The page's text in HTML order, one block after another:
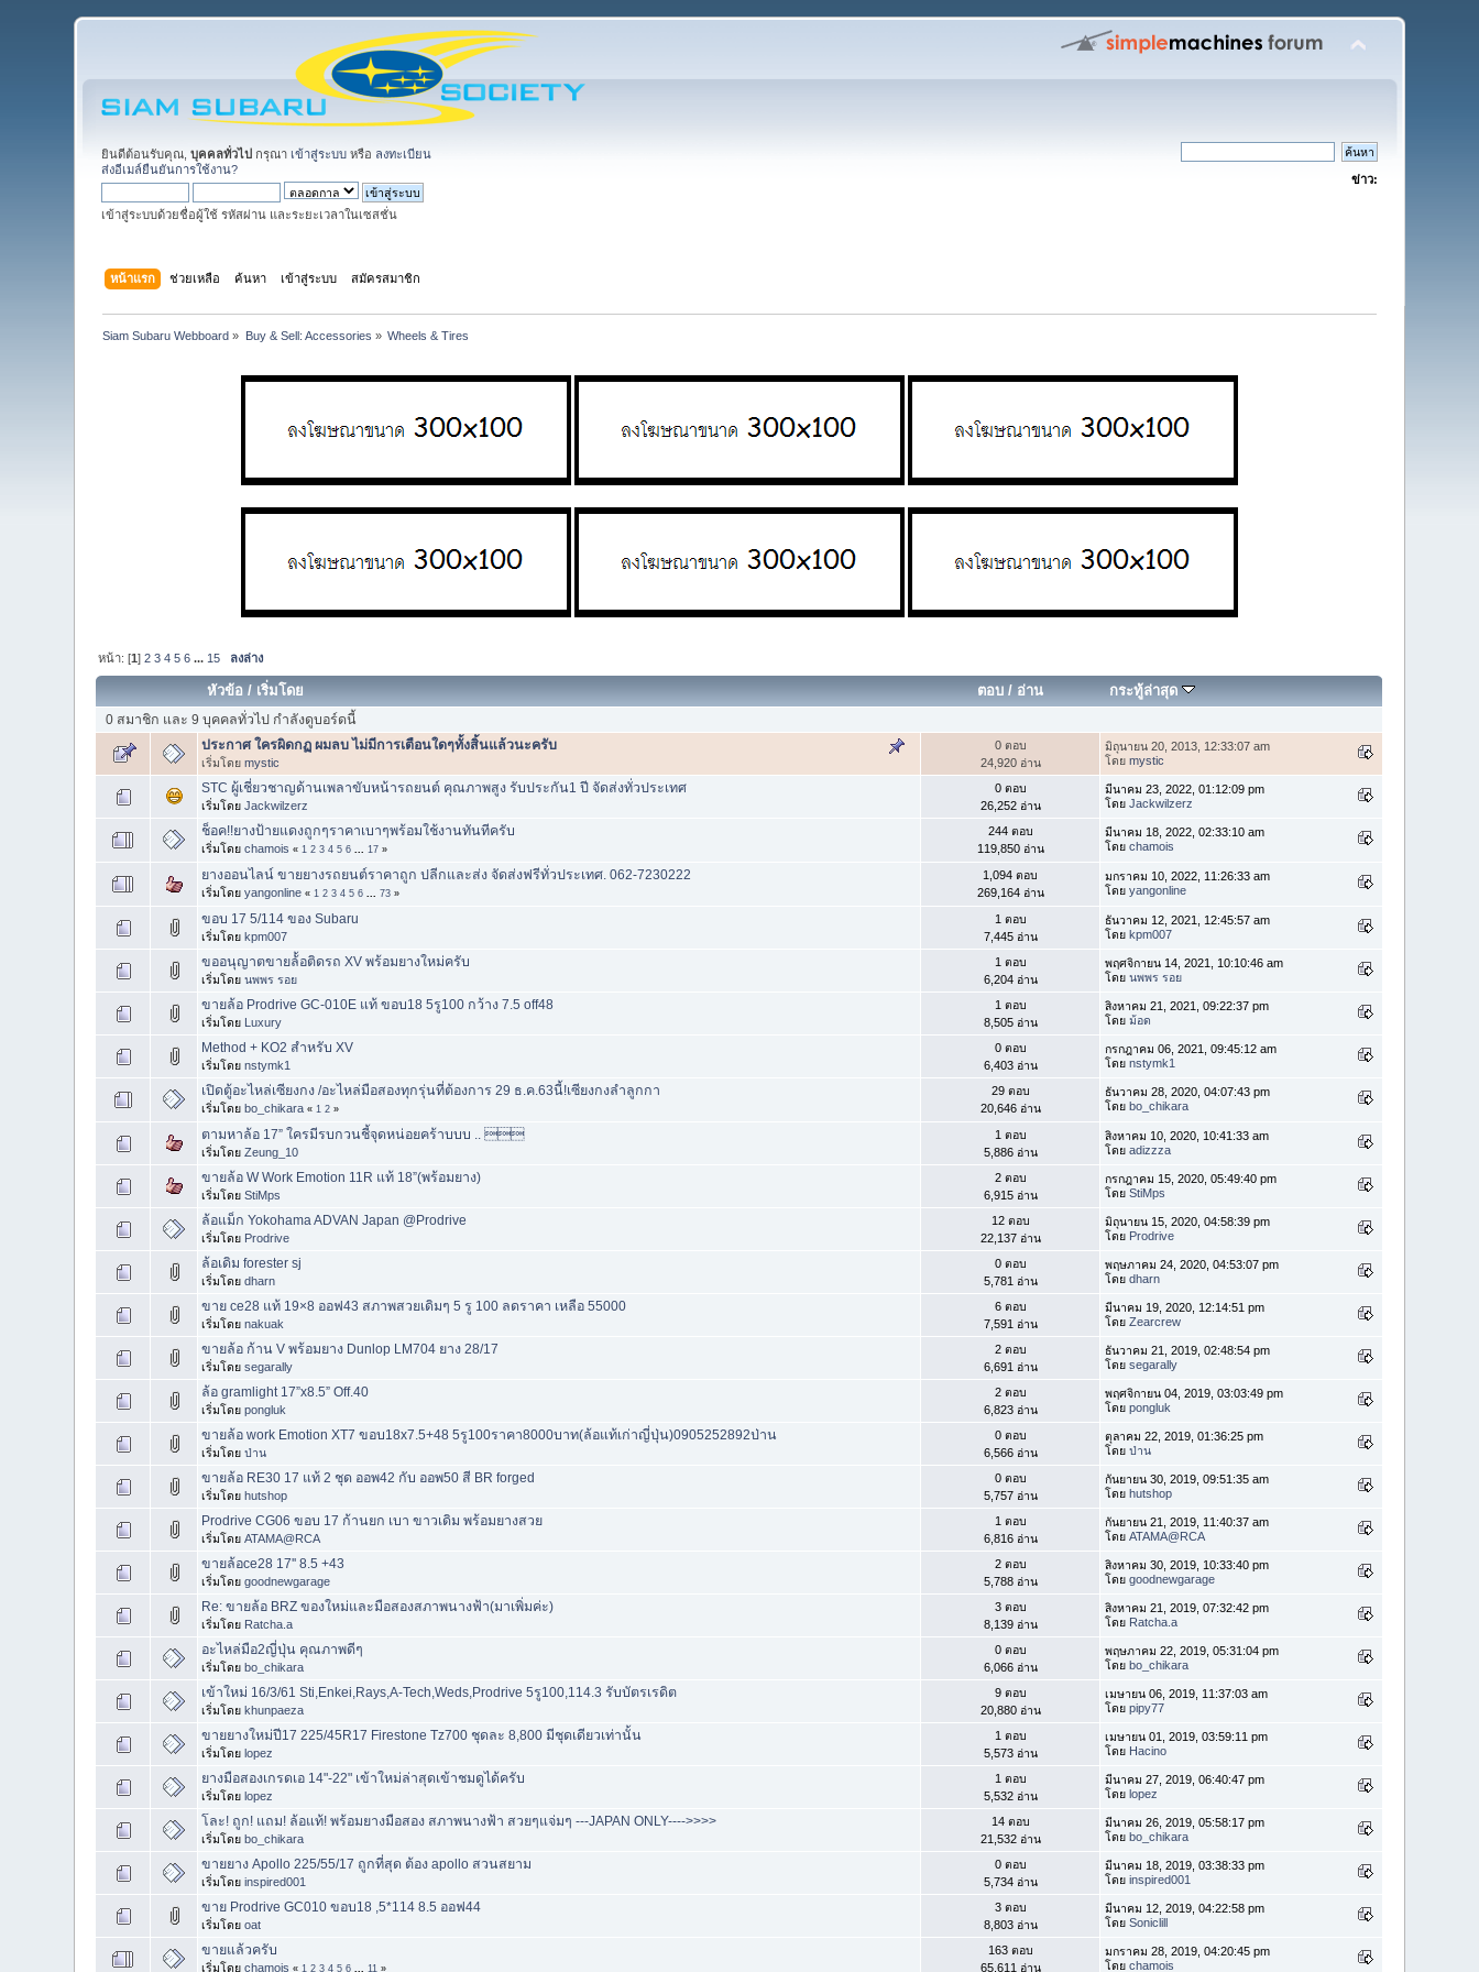
ยินดีต้อนรับคุณ,บุคคลทั่วไป กรุณา เข้าสู่ระบบ หรือ ลงทะเบียน
ส่งอีเมล์ยืนยันการใช้งาน?
เข้าสู่ระบบด้วยชื่อผู้ใช้ รหัสผ่าน และระยะเวลาในเซสชั่น
ข่าว:
หน้าแรก ช่วยเหลือ ค้นหา เข้าสู่ระบบ สมัครสมาชิก
Siam Subaru Webboard » Buy & Sell: Accessories » Wheels & Tires
หน้า: [1]2 3 4 5 6 ... 15 ลงล่าง
หัวข้อ / เริ่มโดย ตอบ/ อ่าน กระทู้ล่าสุด
0 สมาชิก และ 9 บุคคลทั่วไป กำลังดูบอร์ดนี้
ประกาศ ใครผิดกฏ ผมลบ ไม่มีการเตือนใดๆทั้งสิ้นแล้วนะครับ
เริ่มโดยmystic
0 ตอบ
24,920 อ่าน
มิถุนายน 20, 2013, 12:33:07 am
โดยmystic
STC ผู้เชี่ยวชาญด้านเพลาขับหน้ารถยนต์ คุณภาพสูง รับประกัน1 ปี จัดส่งทั่วประเทศ
เริ่มโดยJackwilzerz
0 ตอบ
26,252 อ่าน
มีนาคม 23, 2022, 01:12:09 pm
โดยJackwilzerz
ช็อค!!ยางป้ายแดงถูกๆราคาเบาๆพร้อมใช้งานทันทีครับ
เริ่มโดยchamois « 1 2 3 4 5 6 17 »
244 ตอบ
119,850 อ่าน
มีนาคม 18, 2022, 02:33:10 am
โดยchamois
ยางออนไลน์ ขายยางรถยนต์ราคาถูก ปลีกและส่ง จัดส่งฟรีทั่วประเทศ. 062-7230222
เริ่มโดยyangonline « 1 2 3 4 5 6 ...73 »
1,094 ตอบ
269,164 อ่าน
มกราคม 10, 2022, 11:26:33 am
โดยyangonline
ขอบ 17 5/114 ของ Subaru
เริ่มโดยkpm007
1 ตอบ
7,445 อ่าน
ธันวาคม 12, 2021, 12:45:57 am
โดยkpm007
ขออนุญาต​ขายล้้อติดรถ XV พร้อมยางใหม่ครับ
เริ่มโดยนพพร รอย
1 ตอบ
6,204 อ่าน
พฤศจิกายน 14, 2021, 10:10:46 am
โดยนพพร รอย
ขายล้อ Prodrive GC-010E แท้ ขอบ18 5รู100 กว้าง 7.5 off48
เริ่มโดย Luxury
1 ตอบ
8,505 อ่าน
สิงหาคม 21, 2021, 09:22:37 pm
โดยม้อด
Method + KO2 สำหรับ XV
เริ่มโดยnstymk1
0 ตอบ
6,403 อ่าน
กรกฎาคม 06, 2021, 09:45:12 am
โดยnstymk1
เปิดตู้อะไหล่เซียงกง /อะไหล่มือสองทุกรุ่นที่ต้องการ 29 ธ.ค.63นี้!เซียงกงลำลูกกา
เริ่มโดยbo_chikara « 1 2 »
29 ตอบ
20,646 อ่าน
ธันวาคม 28, 2020, 04:07:43 pm
โดยbo_chikara
ตามหาล้อ 17” ใครมีรบกวนชี้จุดหน่อยคร้าบบบ .. 
เริ่มโดยZeung_10
1 ตอบ
5,886 อ่าน
สิงหาคม 10, 2020, 10:41:33 am
โดยadizzza
ขายล้อ W Work Emotion 11R แท้ 18”(พร้อมยาง)
เริ่มโดยStiMps
2 ตอบ
6,915 อ่าน
กรกฎาคม 15, 2020, 05:49:40 pm
โดยStiMps
ล้อแม็ก Yokohama ADVAN Japan @Prodrive
เริ่มโดย Prodrive
12 ตอบ
22,137 อ่าน
มิถุนายน 15, 2020, 04:58:39 pm
โดย Prodrive
ล้อเดิม forester sj
เริ่มโดยdharn
0 ตอบ
5,781 อ่าน
พฤษภาคม 24, 2020, 04:53:07 pm
โดยdharn
ขาย ce28 แท้ 19×8 ออฟ43 สภาพสวยเดิมๆ 5 รู 100 ลดราคา เหลือ 55000
เริ่มโดยnakuak
6 ตอบ
7,591 อ่าน
มีนาคม 19, 2020, 12:14:51 pm
โดยZearcrew
ขายล้อ ก้าน V พร้อมยาง Dunlop LM704 ยาง 28/17
เริ่มโดยsegarally
2 ตอบ
6,691 อ่าน
ธันวาคม 21, 2019, 02:48:54 pm
โดยsegarally
ล้อ gramlight 17”x8.5” Off.40
เริ่มโดยpongluk
2 ตอบ
6,823 อ่าน
พฤศจิกายน 04, 2019, 03:03:49 pm
โดยpongluk
ขายล้อ work Emotion XT7 ขอบ18x7.5+48 5รู100ราคา8000บาท(ล้อแท้เก่าญี่ปุ่น)0905252892ป่าน
เริ่มโดยป่าน
0 ตอบ
6,566 อ่าน
ตุลาคม 22, 2019, 01:36:25 pm
โดยป่าน
ขายล้อ RE30 17 แท้ 2 ชุด ออพ42 กับ ออพ50 สี BR forged
เริ่มโดยhutshop
0 ตอบ
5,757 อ่าน
กันยายน 30, 2019, 09:51:35 am
โดยhutshop
Prodrive CG06 ขอบ 17 ก้านยก เบา ขาวเดิม พร้อมยางสวย
เริ่มโดยATAMA@RCA
1 ตอบ
6,816 อ่าน
กันยายน 21, 2019, 11:40:37 am
โดยATAMA@RCA
ขายล้อce28 17'' 8.5 +43
เริ่มโดยgoodnewgarage
2 ตอบ
5,788 อ่าน
สิงหาคม 30, 2019, 10:33:40 pm
โดยgoodnewgarage
Re: ขายล้อ BRZ ของใหม่และมือสองสภาพนางฟ้า(มาเพิ่มค่ะ)
เริ่มโดย Ratcha.a
3 ตอบ
8,139 อ่าน
สิงหาคม 21, 2019, 07:32:42 pm
โดย Ratcha.a
อะไหล่มือ2ญี่ปุ่น คุณภาพดีๆ
เริ่มโดยbo_chikara
0 ตอบ
6,066 อ่าน
พฤษภาคม 22, 2019, 05:31:04 pm
โดยbo_chikara
เข้าใหม่ 16/3/61 Sti,Enkei,Rays,A-Tech,Weds,Prodrive 5รู100,114.3 รับบัตรเรดิต
เริ่มโดยkhunpaeza
9 ตอบ
20,880 อ่าน
เมษายน 06, 2019, 11:37:03 am
โดยpipy77
ขายยางใหม่ปี17 225/45R17 Firestone Tz700 ชุดละ 8,800 มีชุดเดียวเท่านั้น
เริ่มโดยlopez
1 ตอบ
5,573 อ่าน
เมษายน 01, 2019, 03:59:11 pm
โดย Hacino
ยางมือสองเกรดเอ 14"-22" เข้าใหม่ล่าสุดเข้าชมดูได้ครับ
เริ่มโดยlopez
1 ตอบ
5,532 อ่าน
มีนาคม 27, 2019, 06:40:47 pm
โดยlopez
โละ! ถูก! แถม! ล้อแท้! พร้อมยางมือสอง สภาพนางฟ้า สวยๆแจ่มๆ ---JAPAN ONLY---->>>>
เริ่มโดยbo_chikara
14 ตอบ
21,532 อ่าน
มีนาคม 26, 2019, 05:58:17 pm
โดยbo_chikara
ขายยาง Apollo 225/55/17 ถูกที่สุด ต้อง apollo สวนสยาม
เริ่มโดยinspired001
0 ตอบ
5,734 อ่าน
มีนาคม 18, 2019, 03:38:33 pm
โดยinspired001
ขาย Prodrive GC010 ขอบ18 ,5*114 8.5 ออฟ44
เริ่มโดยoat
3 ตอบ
8,803 อ่าน
มีนาคม 12, 2019, 04:22:58 pm
โดยSoniclill
ขายแล้วครับ
เริ่มโดยchamois « 1 2 3 4 5 6 11 »
163 ตอบ
65,611 อ่าน
มกราคม 28, 2019, 04:20:45 pm
โดยchamois